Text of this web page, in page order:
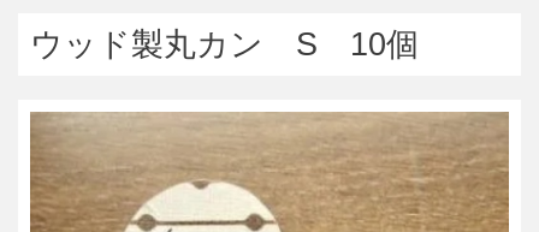
ウッド製丸カン S 10個